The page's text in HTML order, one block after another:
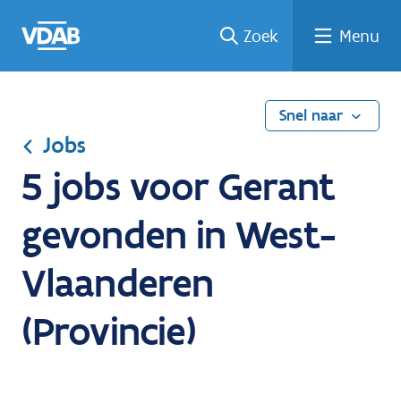
naar
een
een
job
naar
Zoek Menu
Snel naar
Jobs
5 jobs voor Gerant
gevonden in West-
Vlaanderen
(Provincie)